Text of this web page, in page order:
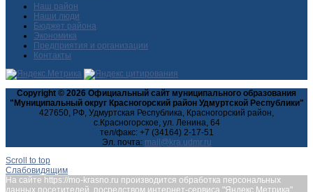
Наш район
Наши люди
Бюджет района
Экономика
Предприятия и организации
Контакты
Copyright © 2026 Официальный сайт муниципального образования
"Муниципальный округ Красногорский район Удмуртской Республики"
427650, РФ, Удмуртская Республика, Красногорский район,
с.Красногорское, ул. Ленина, 64
тел/факс: +7 (34164) 2-17-51
Эл. почта:
Scroll to top
Слабовидящим
На сайте https://mo-krasno.ru производится обработка персональных
данных посетителей, посредством интернет-сервиса "Яндекс.Метрика",